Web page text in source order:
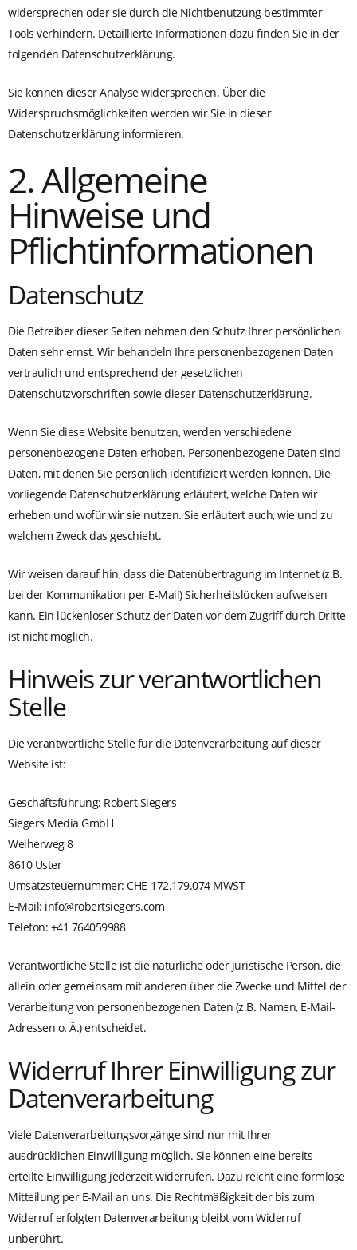
widersprechen oder sie durch die Nichtbenutzung bestimmter
Tools verhindern. Detaillierte Informationen dazu finden Sie in der
folgenden Datenschutzerklärung.
Sie können dieser Analyse widersprechen. Über die
Widerspruchsmöglichkeiten werden wir Sie in dieser
Datenschutzerklärung informieren.
2. Allgemeine
Hinweise und
Pflichtinformationen
Datenschutz
Die Betreiber dieser Seiten nehmen den Schutz Ihrer persönlichen
Daten sehr ernst. Wir behandeln Ihre personenbezogenen Daten
vertraulich und entsprechend der gesetzlichen
Datenschutzvorschriften sowie dieser Datenschutzerklärung.
Wenn Sie diese Website benutzen, werden verschiedene
personenbezogene Daten erhoben. Personenbezogene Daten sind
Daten, mit denen Sie persönlich identifiziert werden können. Die
vorliegende Datenschutzerklärung erläutert, welche Daten wir
erheben und wofür wir sie nutzen. Sie erläutert auch, wie und zu
welchem Zweck das geschieht.
Wir weisen darauf hin, dass die Datenübertragung im Internet (z.B.
bei der Kommunikation per E-Mail) Sicherheitslücken aufweisen
kann. Ein lückenloser Schutz der Daten vor dem Zugriff durch Dritte
ist nicht möglich.
Hinweis zur verantwortlichen
Stelle
Die verantwortliche Stelle für die Datenverarbeitung auf dieser
Website ist:
Geschäftsführung: Robert Siegers
Siegers Media GmbH
Weiherweg 8
8610 Uster
Umsatzsteuernummer: CHE-172.179.074 MWST
E-Mail: info@robertsiegers.com
Telefon: +41 764059988
Verantwortliche Stelle ist die natürliche oder juristische Person, die
allein oder gemeinsam mit anderen über die Zwecke und Mittel der
Verarbeitung von personenbezogenen Daten (z.B. Namen, E-Mail-
Adressen o. Ä.) entscheidet.
Widerruf Ihrer Einwilligung zur
Datenverarbeitung
Viele Datenverarbeitungsvorgänge sind nur mit Ihrer
ausdrücklichen Einwilligung möglich. Sie können eine bereits
erteilte Einwilligung jederzeit widerrufen. Dazu reicht eine formlose
Mitteilung per E-Mail an uns. Die Rechtmäßigkeit der bis zum
Widerruf erfolgten Datenverarbeitung bleibt vom Widerruf
unberührt.